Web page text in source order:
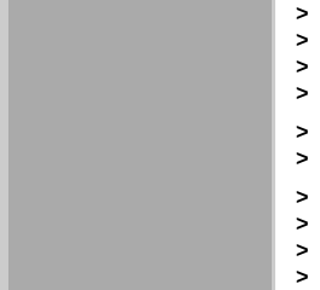
>
>
>
>
>
>
>
>
>
>